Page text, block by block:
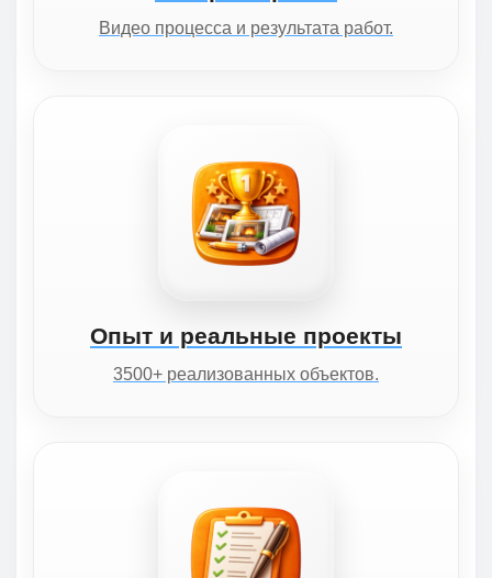
Видео процесса и результата работ.
Опыт и реальные проекты
3500+ реализованных объектов.